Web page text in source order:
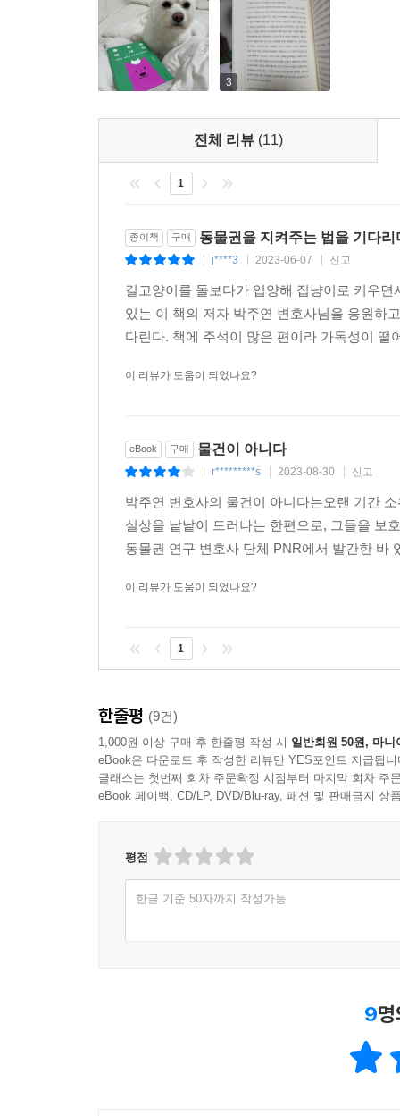
3
전체 리뷰 (11)
1
종이책 구매 동물권을 지켜주는 법을 기다리
j****3 2023-06-07 신고
길고양이를 돌보다가 입양해 집냥이로 키우
있는 이 책의 저자 박주연 변호사님을 응원하
다린다. 책에 주석이 많은 편이라 가독성이
이 리뷰가 도움이 되었나요?
eBook 구매 물건이 아니다
r*********s 2023-08-30 신고
박주연 변호사의 물건이 아니다는오랜 기간
실상을 낱낱이 드러나는 한편으로, 그들을 보
동물권 연구 변호사 단체 PNR에서 발간한 바
이 리뷰가 도움이 되었나요?
1
한줄평 (9건)
1,000원 이상 구매 후 한줄평 작성 시 일반회원 50원, 마니
eBook은 다운로드 후 작성한 리뷰만 YES포인트 지급됩니
클래스는 첫번째 회차 주문확정 시점부터 마지막 회차 주
eBook 페이백, CD/LP, DVD/Blu-ray, 패션 및 판매금지 상
평점
한글 기준 50자까지 작성가능
9